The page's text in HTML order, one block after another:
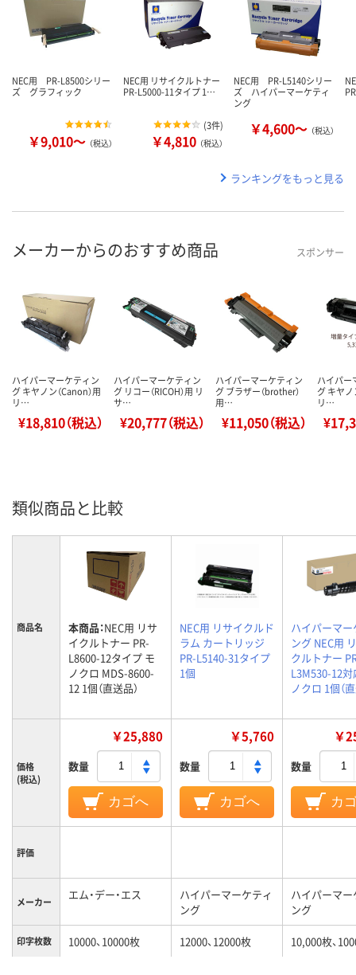
NEC用 PR-L8500シリー
ズ グラフィック
￥9,010～ （税込）
NEC用 リサイクルトナー
PR-L5000-11タイプ 1…
(3件)
￥4,810 （税込）
NEC用 PR-L5140シリー
ズ ハイパーマーケティ
ング
￥4,600～ （税込）
ランキングをもっと見る
メーカーからのおすすめ商品 スポンサー
ハイパーマーケティン
グ キヤノン（Canon）用
リ…
¥18,810（税込）
ハイパーマーケティン
グ リコー（RICOH）用 リ
サ…
¥20,777（税込）
ハイパーマーケティン
グ ブラザー（brother）
用…
¥11,050（税込）
ハイパー
グ キヤノ
リ…
類似商品と比較
商品名 本商品：NEC用 リサ
イクルトナー PR-
L8600-12タイプ モ
ノクロ MDS-8600-
12 1個（直送品）
NEC用 リサイクルド
ラム カートリッジ
PR-L5140-31タイプ
1個
ハイパーマ
ング NEC用
クルトナー
L3M530-12対
ノクロ 1個（
価格
(税込)
￥25,880
数量
カゴへ
￥5,760
数量
カゴへ
￥
数量
カ
評価
メーカー エム・デー・エス
ハイパーマーケティ
ング
ハイパーマ
ング
印字枚数 10000、10000枚 12000、12000枚 10,000枚、